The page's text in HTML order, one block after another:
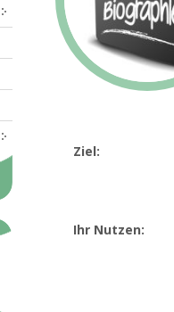
Ziel:
Ihr Nutzen: